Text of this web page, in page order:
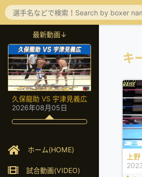
最新動画↓
久保龍助 VS 宇津見義広
2026年08月05日
ホーム(HOME)
試合動画(VIDEO)
キ
上